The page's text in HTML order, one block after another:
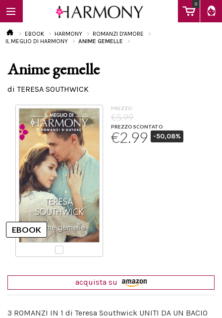
0
EBOOK
Calendario
EBOOK HARMONY
ROMANZI D'AMORE
IL MEGLIO DI HARMONY
ANIME GEMELLE
Anime gemelle
di TERESA SOUTHWICK
PREZZO
€5.99
PREZZO SCONTATO
€2.99 -50,08%
acquista su
3 ROMANZI IN 1 di Teresa Southwick UNITI DA UN BACIO